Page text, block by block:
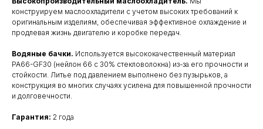
конструируем маслоохладители с учетом высоких требований к
оригинальным изделиям, обеспечивая эффективное охлаждение и
продлевая жизнь двигателю и коробке передач.
Водяные бачки. Используется высококачественный материал
PA66-GF30 (нейлон 66 с 30% стекловолокна) из-за его прочности и
стойкости. Литье под давлением выполнено без пузырьков, а
конструкция во многих случаях усилена для повышенной прочности
и долговечности.
Гарантия: 2 года